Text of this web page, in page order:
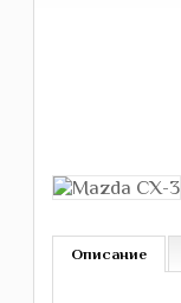
Описание